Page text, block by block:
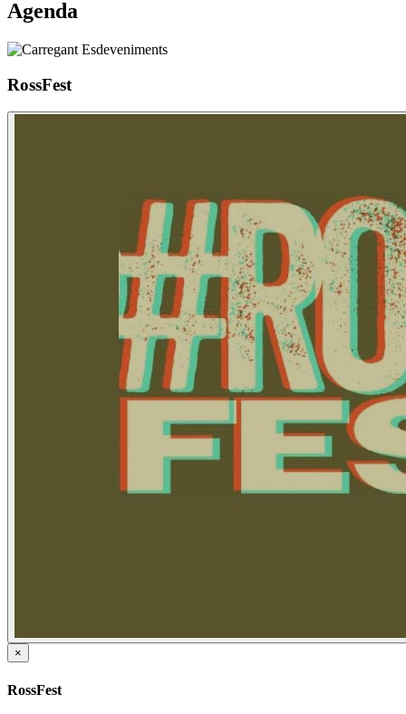
Agenda
RossFest
×
RossFest